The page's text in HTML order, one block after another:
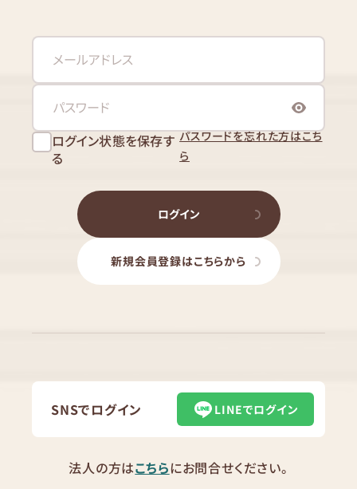
ログイン状態を保存す
る
パスワードを忘れた方はこち
ら
ログイン
新規会員登録はこちらから
SNSでログイン LINEでログイン
法人の方はこちらにお問合せください。